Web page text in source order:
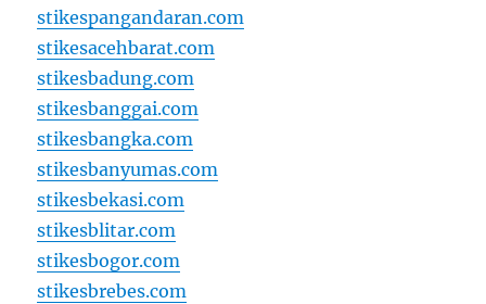
stikespangandaran.com
stikesacehbarat.com
stikesbadung.com
stikesbanggai.com
stikesbangka.com
stikesbanyumas.com
stikesbekasi.com
stikesblitar.com
stikesbogor.com
stikesbrebes.com